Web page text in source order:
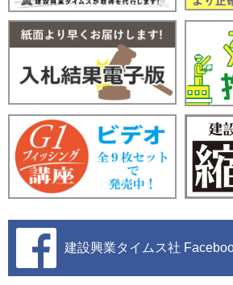
建設興業タイムス社